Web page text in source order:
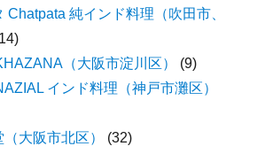
Chatpata 純インド料理（吹田市、
（大阪市淀川区）
(9)
インド料理（神戸市灘区）
大阪市北区）
(32)